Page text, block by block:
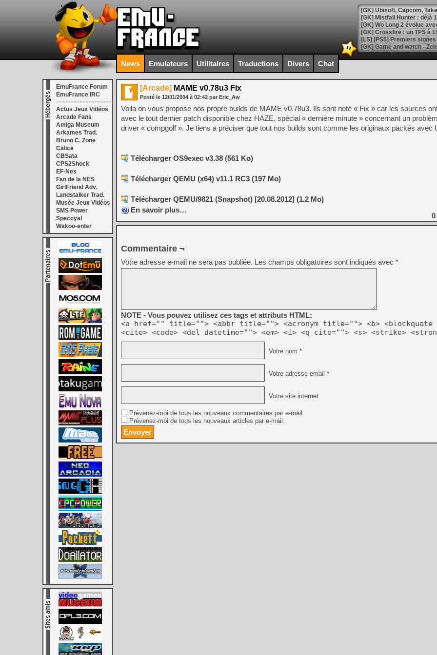
[GK] Mistfall Hunter : déjà
[GK] Wo Long 2 évolue
[GK] Crossfire : un TPS à
[LS] [PS5] Premiers
[Mo5] DOOM arrive en
[GK] Bethesda fête les 30
[GK] Roblox : l'action en
[GK] Agenda - GeForce
[LS] [PS5] ps5-y2jb-
[GK] Pourquoi Marvel
[GK] Test : Restory : Chill
[GK] GTA 6 : Rockstar
[GK] Hot Wheels Infinite
[GK] Mémoire cash -
[GK] Résultats Nintendo :
[GK] Déjà des
[Mo5] Brickboy cherche à
[GK] Minecraft et ses «
[GK] Beast of
[GK] Ubisoft : fin de partie
[GK] Mémoire cash -
[GK] Dan Houser (GTA)
[GK] Comment EA Sports
[GK] Crimson Moon : un
[GK] Isle of Reveries : le
[GK] Moonlighter 2 : The
[GK] Capcom relance
[Mo5] Deux inédits du
News Emulateurs Utilitaires Traductions Divers Chat
EmuFrance Forum
EmuFrance IRC
===================
Actus Jeux Vidéos
Arcade Fans
Amiga Museum
Arkames Trad.
Bruno C. Zone
Calice
CBSata
CPS2Shock
EF-Nes
Fan de la NES
GirlFriend Adv.
Landstalker Trad.
Musée Jeux Vidéos
SMS Power
Speccyal
Wakoo-enter
[Arcade] MAME v0.78u3 Fix
Posté le 12/01/2004 à 02:42 par Eric_Aw
Voila on vous propose nos propre builds de MAME v0.78u3. Ils sont noté « Fix » car les sources
avec le tout dernier patch disponible chez HAZE, spécial « dernière minute » concernant un
driver « compgolf ». Je tiens a préciser que tout nos builds sont comme les originaux packés avec
Télécharger OS9exec v3.38 (561 Ko)
Télécharger QEMU (x64) v11.1 RC3 (197 Mo)
Télécharger QEMU/9821 (Snapshot) [20.08.2012] (1.2 Mo)
En savoir plus…
0
Commentaire ¬
Votre adresse e-mail ne sera pas publiée. Les champs obligatoires sont indiqués avec *
NOTE - Vous pouvez utilisez ces tags et attributs HTML:
<a href="" title=""> <abbr title=""> <acronym title=""> <b> <blockquote
<cite> <code> <del datetime=""> <em> <i> <q cite=""> <s> <strike>
Votre nom *
Votre adresse email *
Votre site internet
Prévenez-moi de tous les nouveaux commentaires par e-mail.
Prévenez-moi de tous les nouveaux articles par e-mail.